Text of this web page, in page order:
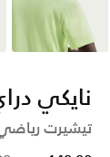
أخضر
نايكي
تيشيرت